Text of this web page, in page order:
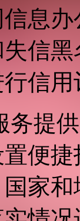
息
信
信用
务提
便
家